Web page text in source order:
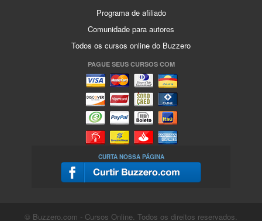
Programa de afiliado
Comunidade para autores
Todos os cursos online do Buzzero
PAGUE SEUS CURSOS COM
CURTA NOSSA PÁGINA
© Buzzero.com - Cursos Online. Todos os direitos reservados.